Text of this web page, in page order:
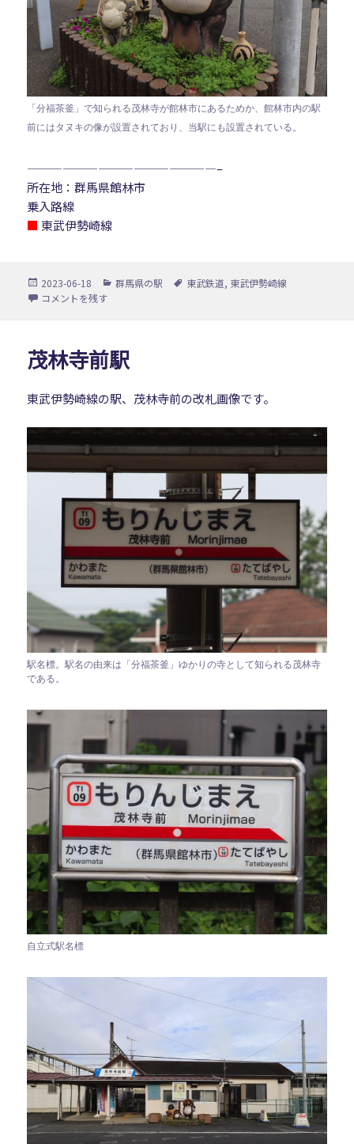
「分福茶釜」で知られる茂林寺が館林市にあるためか、館林市内の駅
前にはタヌキの像が設置されており、当駅にも設置されている。
————————————————–
所在地：群馬県館林市
乗入路線
■ 東武伊勢崎線
投
稿
2023-06-18
カ
群馬県の駅
タ
東武鉄道, 東武伊勢崎線
多々良駅 に
コメントを残す
茂林寺前駅
東武伊勢崎線の駅、茂林寺前の改札画像です。
駅名標。駅名の由来は「分福茶釜」ゆかりの寺として知られる茂林寺
である。
自立式駅名標